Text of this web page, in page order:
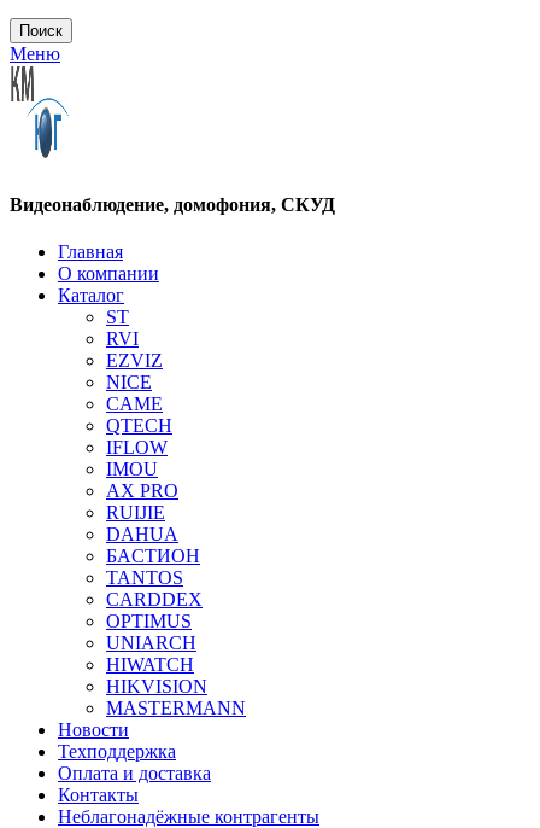
Поиск
Меню
Видеонаблюдение, домофония, СКУД
Главная
О компании
Каталог
ST
RVI
EZVIZ
NICE
CAME
QTECH
IFLOW
IMOU
AX PRO
RUIJIE
DAHUA
БAСТИОН
TANTOS
CARDDEX
OPTIMUS
UNIARCH
HIWATCH
HIKVISION
MASTERMANN
Новости
Техподдержка
Оплата и доставка
Контакты
Неблагонадёжные контрагенты